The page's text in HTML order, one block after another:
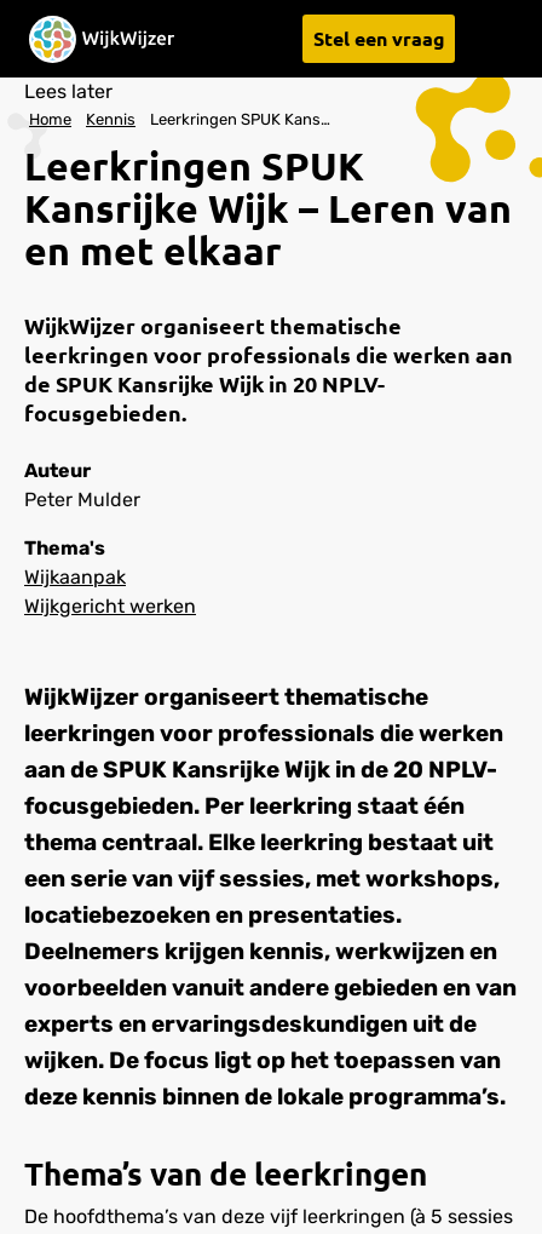
Stel een vraag
Home Kennis Leerkringen SPUK Kansrijke Wijk – Leren van en met elkaar
Lees later
Leerkringen SPUK
Kansrijke Wijk – Leren van
en met elkaar
WijkWijzer organiseert thematische
leerkringen voor professionals die werken aan
de SPUK Kansrijke Wijk in 20 NPLV-
focusgebieden.
Auteur
Peter Mulder
Thema's
Wijkaanpak
Wijkgericht werken
WijkWijzer organiseert thematische
leerkringen voor professionals die werken
aan de SPUK Kansrijke Wijk in de 20 NPLV-
focusgebieden. Per leerkring staat één
thema centraal. Elke leerkring bestaat uit
een serie van vijf sessies, met workshops,
locatiebezoeken en presentaties.
Deelnemers krijgen kennis, werkwijzen en
voorbeelden vanuit andere gebieden en van
experts en ervaringsdeskundigen uit de
wijken. De focus ligt op het toepassen van
deze kennis binnen de lokale programma’s.
Thema’s van de leerkringen
De hoofdthema’s van deze vijf leerkringen (à 5 sessies